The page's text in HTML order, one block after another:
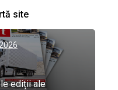
site
ediții ale